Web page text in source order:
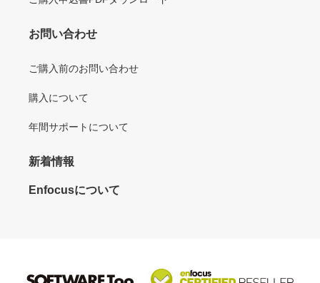
お問い合わせ
ご購入前のお問い合わせ
購入について
年間サポートについて
新着情報
Enfocusについて